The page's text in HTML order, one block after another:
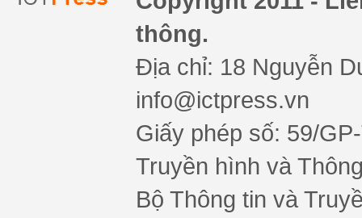
thông.
Địa chỉ: 18 Nguyễn
info@ictpress.vn
Giấy phép số: 59/
Truyền hình và
Bộ Thông tin và